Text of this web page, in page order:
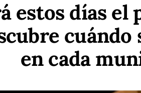
estos días el
cuándo
en cada